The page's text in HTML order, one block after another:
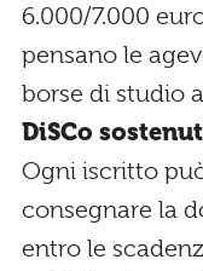
6.000/7.000
pensano le
borse di studio
DiSCo
Ogni iscritto
consegnare la
entro le